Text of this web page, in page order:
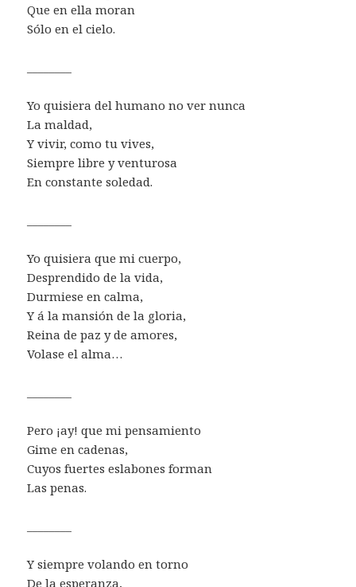
Que en ella moran
Sólo en el cielo.
Yo quisiera del humano no ver nunca
La maldad,
Y vivir, como tu vives,
Siempre libre y venturosa
En constante soledad.
Yo quisiera que mi cuerpo,
Desprendido de la vida,
Durmiese en calma,
Y á la mansión de la gloria,
Reina de paz y de amores,
Volase el alma…
Pero ¡ay! que mi pensamiento
Gime en cadenas,
Cuyos fuertes eslabones forman
Las penas.
Y siempre volando en torno
De la esperanza,